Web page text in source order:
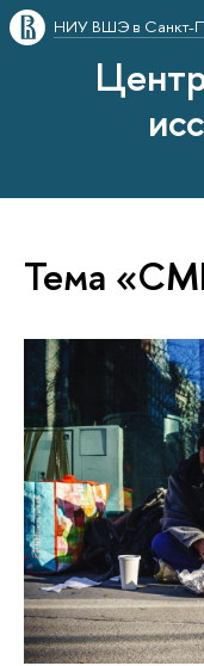
НИУ ВШЭ в Санкт-
Тема